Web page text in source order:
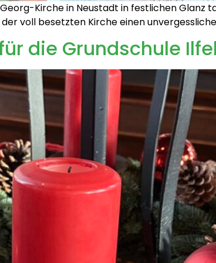
Kirche in Neustadt in festlichen Glanz
voll besetzten Kirche einen
die Grundschule